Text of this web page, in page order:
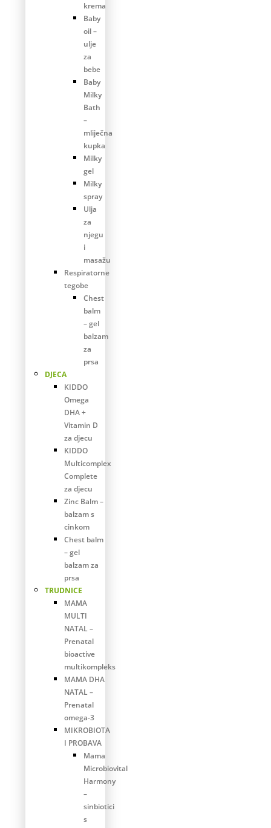
krema
Baby
oil –
ulje
za
bebe
Baby
Milky
Bath
–
mliječna
kupka
Milky
gel
Milky
spray
Ulja
za
njegu
i
masažu
Respiratorne
tegobe
Chest
balm
– gel
balzam
za
prsa
DJECA
KIDDO
Omega
DHA +
Vitamin D
za djecu
KIDDO
Multicomplex
Complete
za djecu
Zinc Balm –
balzam s
cinkom
Chest balm
– gel
balzam za
prsa
TRUDNICE
MAMA
MULTI
NATAL –
Prenatal
bioactive
multikompleks
MAMA DHA
NATAL –
Prenatal
omega-3
MIKROBIOTA
I PROBAVA
Mama
Microbiovital
Harmony
–
sinbiotici
s